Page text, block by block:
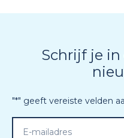
Schrijf je
"*" geeft vereiste velden